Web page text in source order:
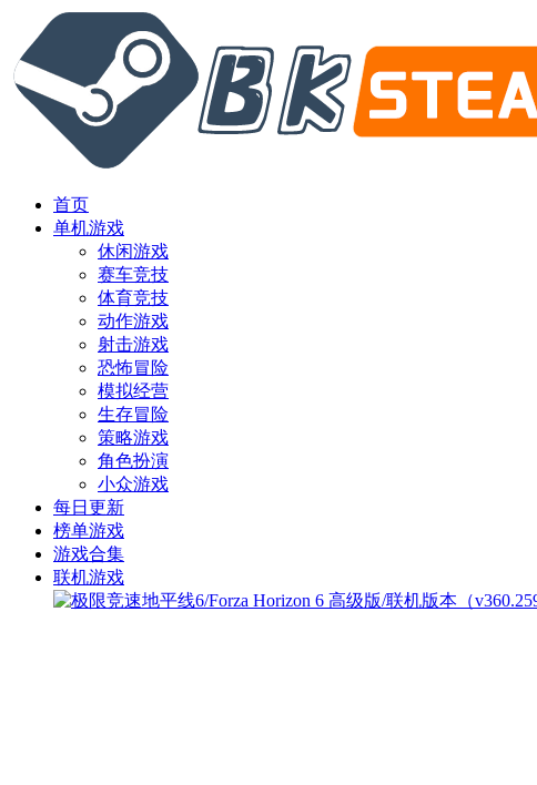
首页
单机游戏
休闲游戏
赛车竞技
体育竞技
动作游戏
射击游戏
恐怖冒险
模拟经营
生存冒险
策略游戏
角色扮演
小众游戏
每日更新
榜单游戏
游戏合集
联机游戏